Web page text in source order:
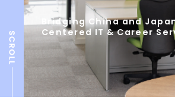
Bridging China and
Centered IT & Career